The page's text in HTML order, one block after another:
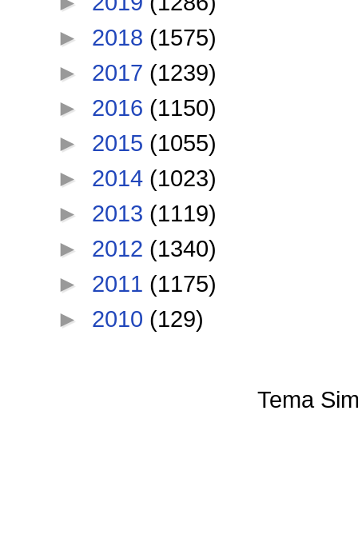
► 2018 (1575)
► 2017 (1239)
► 2016 (1150)
► 2015 (1055)
► 2014 (1023)
► 2013 (1119)
► 2012 (1340)
► 2011 (1175)
► 2010 (129)
Tema